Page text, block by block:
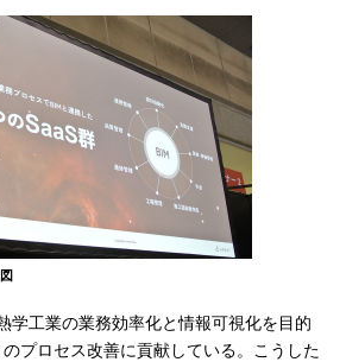
学工業の業務効率化と情報可視化を目的
プロセス改善に貢献している。こうした